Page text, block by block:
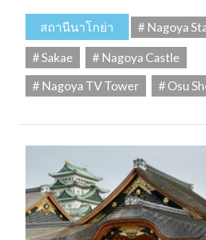
สถานีนาโกย่า
# Nagoya
# Sakae
# Nagoya Castle
# Nagoya TV Tower
# Osu